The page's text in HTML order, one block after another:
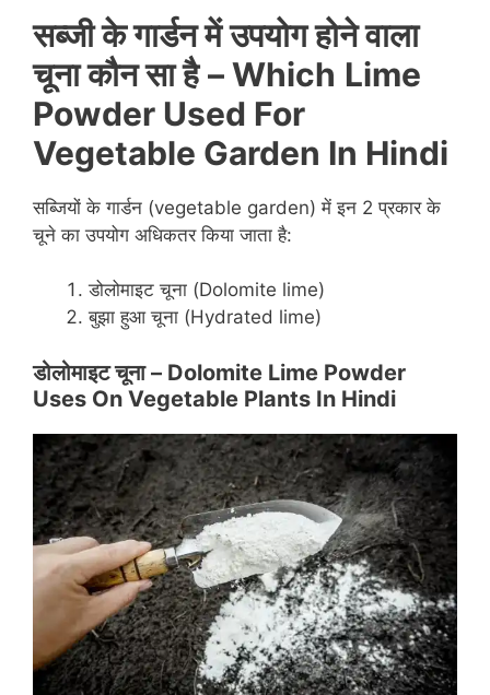
सब्जी के गार्डन में उपयोग होने वाला
चूना कौन सा है –Which Lime
Powder Used For
Vegetable Garden In Hindi
सब्जियों के गार्डन (vegetable garden) में इन 2 प्रकार के
चूने का उपयोग अधिकतर किया जाता है:
डोलोमाइट चूना (Dolomite lime)
बुझा हुआ चूना (Hydrated lime)
डोलोमाइट चूना– Dolomite Lime Powder
Uses On Vegetable Plants In Hindi